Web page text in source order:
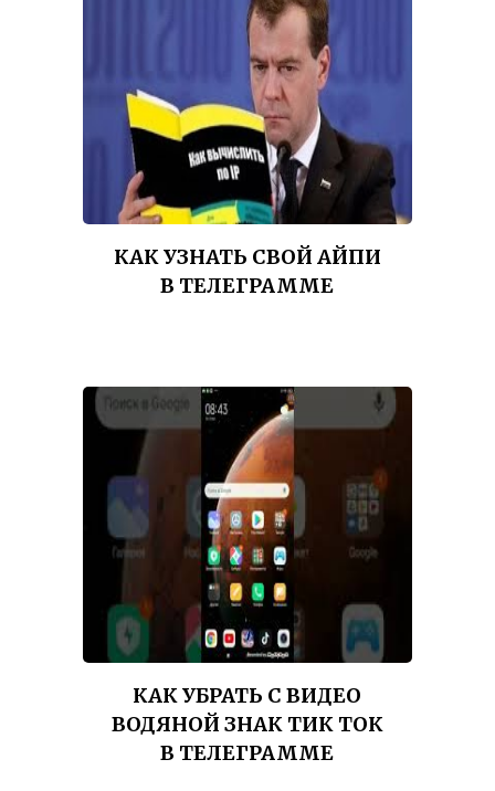
КАК УЗНАТЬ СВОЙ АЙПИ
В ТЕЛЕГРАММЕ
КАК УБРАТЬ С ВИДЕО
ВОДЯНОЙ ЗНАК ТИК ТОК
В ТЕЛЕГРАММЕ